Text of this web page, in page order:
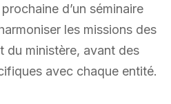
d’un séminaire
les missions des
du ministère, avant des
avec chaque entité.